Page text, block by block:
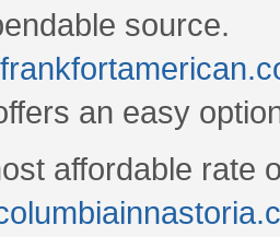
source.
an easy
affordable rate